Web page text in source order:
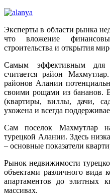
Эксперты в области рынка
что вложение
строительства и открытия
Самым эффективным для
считается район
районов Алании
своими рощами из бананов.
(квартиры, виллы, дачи,
ухожена и всегда
Сам поселок Махмутлар
турецкой Алании. Здесь
– основные показатели
Рынок недвижимости
объектами различного вида
апартаментов до элитных
массивах.